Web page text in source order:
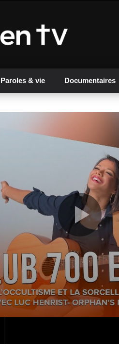
Paroles & vie Documentaires